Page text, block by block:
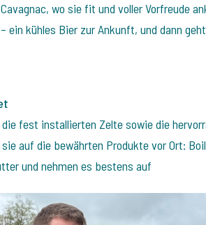
wo sie fit und voller Vorfreude
kühles Bier zur Ankunft, und dann
fest installierten Zelte sowie die
auf die bewährten Produkte vor Ort:
und nehmen es bestens auf